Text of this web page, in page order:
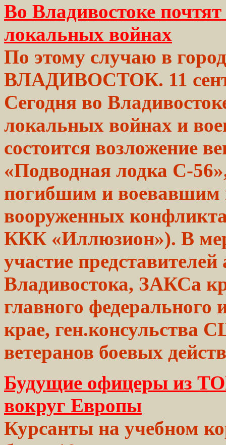
Во Владивостоке
локальных войнах
По этому случаю в
ВЛАДИВОСТОК. 11
Сегодня во
локальных войнах и
состоится возложение
«Подводная лодка С-
погибшим и
вооруженных
ККК «Иллюзион»). В
участие
Владивостока, ЗАКСа
главного
крае, ген.консульства
ветеранов боевых
Будущие офицеры из
вокруг Европы
Курсанты на учебном